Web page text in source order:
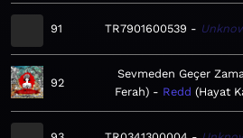
91 TR7901600539
92
Sevmeden Geçer
Ferah)
Redd Hayat